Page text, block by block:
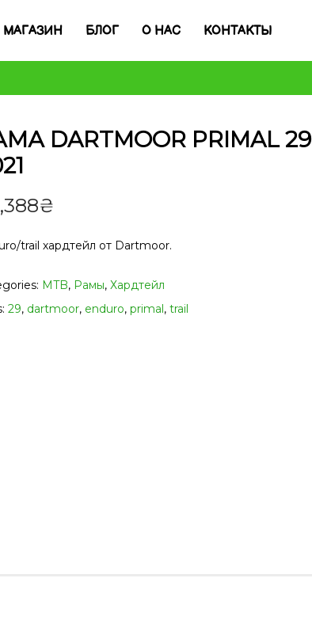
МАГАЗИН БЛОГ О НАС КОНТАКТЫ
DARTMOOR PRIMAL 29
₴
trail хардтейл от Dartmoor.
MTB, Рамы, Хардтейл
29, dartmoor, enduro, primal, trail